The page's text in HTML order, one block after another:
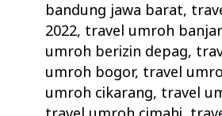
bandung jawa barat,
2022, travel umroh
umroh berizin depag,
umroh bogor, travel
umroh cikarang, travel